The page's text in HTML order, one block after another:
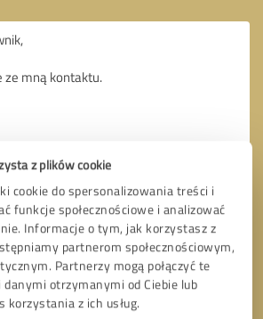
z plików cookie
cookie do spersonalizowania treści i
funkcje społecznościowe i analizować
Informacje o tym, jak korzystasz z
partnerom społecznościowym,
Partnerzy mogą połączyć te
otrzymanymi od Ciebie lub
korzystania z ich usług.